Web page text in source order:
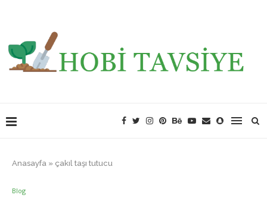
Anasayfa » çakıl taşı tutucu
Blog